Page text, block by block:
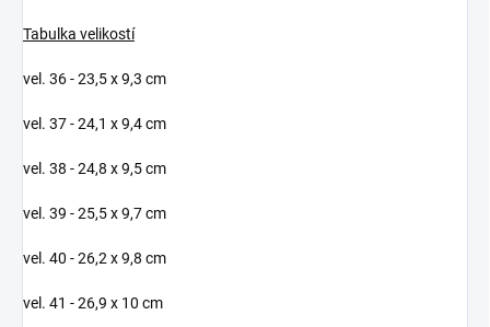
Tabulka velikostí
vel. 36 - 23,5 x 9,3 cm
vel. 37 - 24,1 x 9,4 cm
vel. 38 - 24,8 x 9,5 cm
vel. 39 - 25,5 x 9,7 cm
vel. 40 - 26,2 x 9,8 cm
vel. 41 - 26,9 x 10 cm